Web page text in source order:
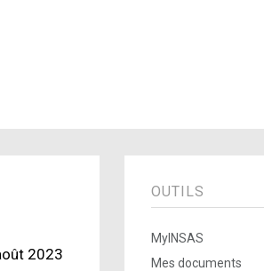
2023
OUTILS
MyINSAS
Mes documents